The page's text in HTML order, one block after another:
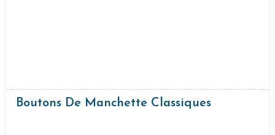
Boutons De Manchette Classiques